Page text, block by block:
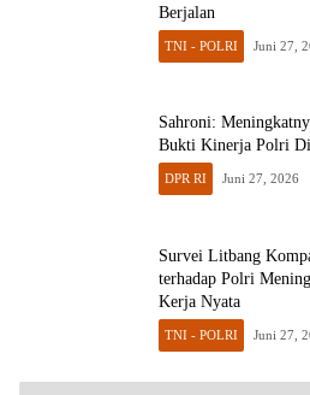
Berjalan
TNI - POLRI Juni 27,
Sahroni:
Bukti Kinerja Polri
DPR RI Juni 27, 2026
Survei Litbang
terhadap Polri
Kerja Nyata
TNI - POLRI Juni 27,